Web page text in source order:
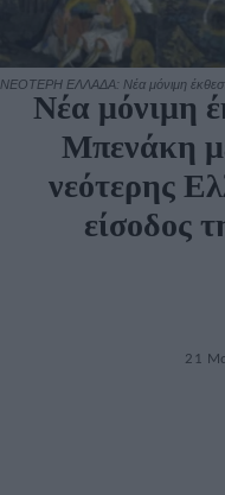
ΝΕΟΤΕΡΗ ΕΛΛΑΔΑ: Νέα μόνιμη έκθεση
Νέα μόνιμη
Μπενάκη
νεότερης
είσοδος
21